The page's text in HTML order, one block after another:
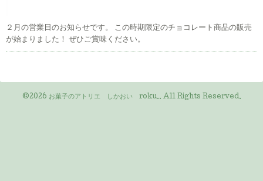
２月の営業日のお知らせです。 この時期限定のチョコレート商品の販売
が始まりました！ ぜひご賞味ください。
©2026 お菓子のアトリエ しかおい roku.. All Rights Reserved.